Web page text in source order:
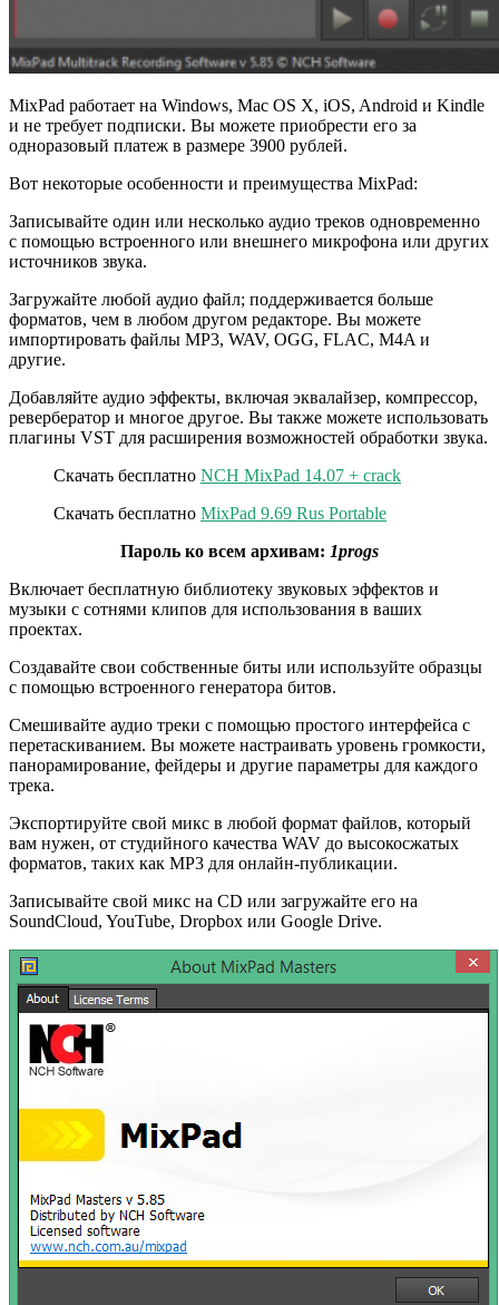
MixPad работает на Windows, Mac OS X, iOS, Android и Kindle
и не требует подписки. Вы можете приобрести его за
одноразовый платеж в размере 3900 рублей.
Вот некоторые особенности и преимущества MixPad:
Записывайте один или несколько аудио треков одновременно
с помощью встроенного или внешнего микрофона или других
источников звука.
Загружайте любой аудио файл; поддерживается больше
форматов, чем в любом другом редакторе. Вы можете
импортировать файлы MP3, WAV, OGG, FLAC, M4A и
другие.
Добавляйте аудио эффекты, включая эквалайзер, компрессор,
ревербератор и многое другое. Вы также можете использовать
плагины VST для расширения возможностей обработки звука.
Скачать бесплатно NCH MixPad 14.07 + crack
Скачать бесплатно MixPad 9.69 Rus Portable
Пароль ко всем архивам: 1progs
Включает бесплатную библиотеку звуковых эффектов и
музыки с сотнями клипов для использования в ваших
проектах.
Создавайте свои собственные биты или используйте образцы
с помощью встроенного генератора битов.
Смешивайте аудио треки с помощью простого интерфейса с
перетаскиванием. Вы можете настраивать уровень громкости,
панорамирование, фейдеры и другие параметры для каждого
трека.
Экспортируйте свой микс в любой формат файлов, который
вам нужен, от студийного качества WAV до высокосжатых
форматов, таких как MP3 для онлайн-публикации.
Записывайте свой микс на CD или загружайте его на
SoundCloud, YouTube, Dropbox или Google Drive.